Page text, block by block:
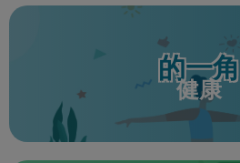
的一角
健康